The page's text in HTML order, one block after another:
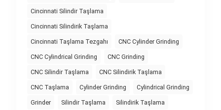
Cincinnati Silindir Taşlama
Cincinnati Silindirik Taşlama
Cincinnati Taşlama Tezgahı CNC Cylinder Grinding
CNC Cylindrical Grinding CNC Grinding
CNC Silindir Taşlama CNC Silindirik Taşlama
CNC Taşlama Cylinder Grinding Cylindrical Grinding
Grinder Silindir Taşlama Silindirik Taşlama